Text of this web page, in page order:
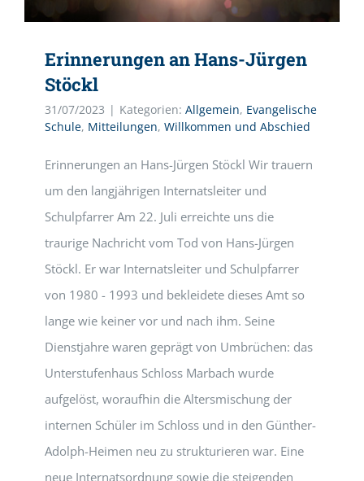
Erinnerungen an Hans-Jürgen
Stöckl
31/07/2023 | Kategorien: Allgemein, Evangelische
Schule, Mitteilungen, Willkommen und Abschied
Erinnerungen an Hans-Jürgen Stöckl Wir trauern
um den langjährigen Internatsleiter und
Schulpfarrer Am 22. Juli erreichte uns die
traurige Nachricht vom Tod von Hans-Jürgen
Stöckl. Er war Internatsleiter und Schulpfarrer
von 1980 - 1993 und bekleidete dieses Amt so
lange wie keiner vor und nach ihm. Seine
Dienstjahre waren geprägt von Umbrüchen: das
Unterstufenhaus Schloss Marbach wurde
aufgelöst, woraufhin die Altersmischung der
internen Schüler im Schloss und in den Günther-
Adolph-Heimen neu zu strukturieren war. Eine
neue Internatsordnung sowie die steigenden